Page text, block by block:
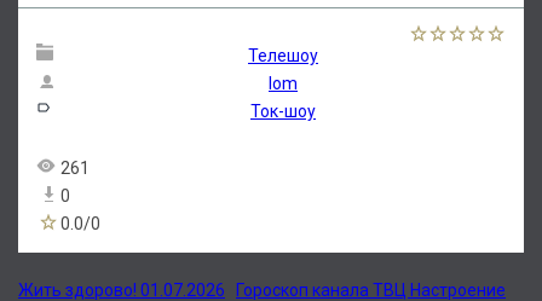
Телешоу
lom
Ток-шоу
261
0
0.0/0
Жить здорово! 01.07.2026
Гороскоп канала ТВЦ Настроение